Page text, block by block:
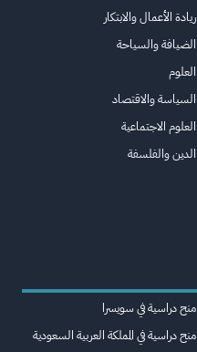
ريادة الأعمال والابتكار
الضيافة والسياحة
العلوم
السياسة والاقتصاد
العلوم الاجتماعية
الدين والفلسفة
منح دراسية في سويسرا
منح دراسية في المملكة العربية السعودية